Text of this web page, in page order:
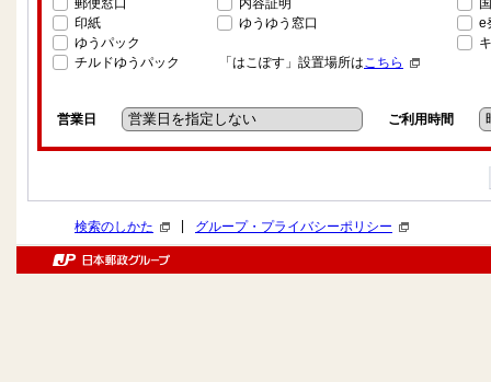
郵便窓口
印紙
ゆうパック
チルドゆうパック
内容証明
ゆうゆう窓口
「はこぽす」設置場所はこちら
e
営業日 ご利用時間
検索のしかた グループ・プライバシーポリシー